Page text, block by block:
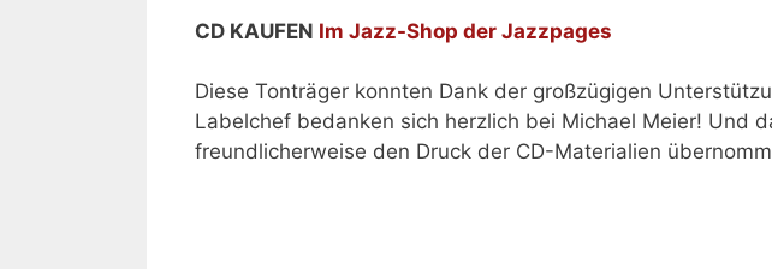
CD KAUFEN Im Jazz-Shop der Jazzpages
Diese Tonträger konnten Dank der großzügigen
Labelchef bedanken sich herzlich bei Michael Meier! Und
freundlicherweise den Druck der CD-Materialien